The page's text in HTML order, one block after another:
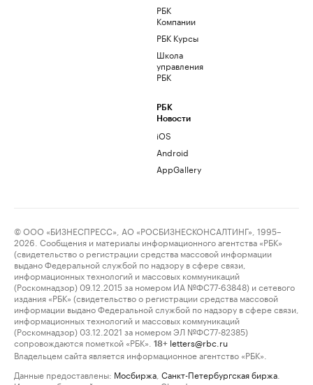
РБК
Компании
РБК Курсы
Школа
управления
РБК
РБК
Новости
iOS
Android
AppGallery
© ООО «БИЗНЕСПРЕСС», АО «РОСБИЗНЕСКОНСАЛТИНГ», 1995–
2026. Сообщения и материалы информационного агентства «РБК»
(свидетельство о регистрации средства массовой информации
выдано Федеральной службой по надзору в сфере связи,
информационных технологий и массовых коммуникаций
(Роскомнадзор) 09.12.2015 за номером ИА №ФС77-63848) и сетевого
издания «РБК» (свидетельство о регистрации средства массовой
информации выдано Федеральной службой по надзору в сфере связи,
информационных технологий и массовых коммуникаций
(Роскомнадзор) 03.12.2021 за номером ЭЛ №ФС77-82385)
сопровождаются пометкой «РБК».
18+ letters@rbc.ru
Владельцем сайта является информационное агентство «РБК».
Данные предоставлены: Мосбиржа Санкт-Петербургская биржа